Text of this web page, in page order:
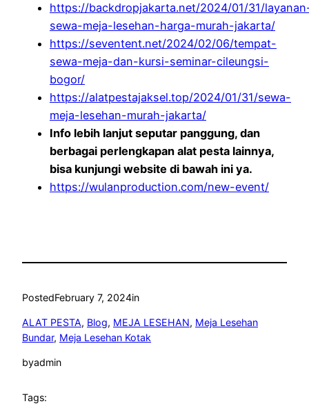
https://backdropjakarta.net/2024/01/31/
sewa-meja-lesehan-harga-murah-jakarta/
https://seventent.net/2024/02/06/tempat-
sewa-meja-dan-kursi-seminar-cileungsi-
bogor/
https://alatpestajaksel.top/2024/01/31/sewa-
meja-lesehan-murah-jakarta/
Info lebih lanjut seputar panggung, dan
berbagai perlengkapan alat pesta lainnya,
bisa kunjungi website di bawah ini ya.
https://wulanproduction.com/new-event/
PostedFebruary 7, 2024in
ALAT PESTA, Blog, MEJA LESEHAN, Meja Lesehan
Bundar, Meja Lesehan Kotak
byadmin
Tags: